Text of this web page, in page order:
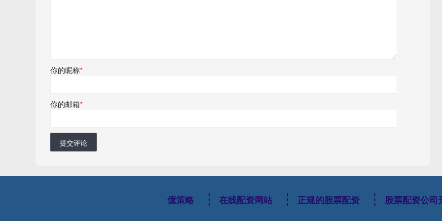
你的昵称*
你的邮箱*
提交评论
億策略 在线配资网站 正规的股票配资 股票配资公司